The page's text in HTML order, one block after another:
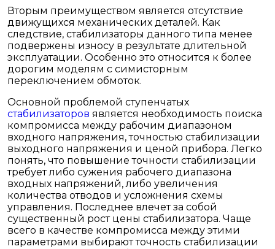
Вторым преимуществом является отсутствие
движущихся механических деталей. Как
следствие, стабилизаторы данного типа менее
подвержены износу в результате длительной
эксплуатации. Особенно это относится к более
дорогим моделям с симисторным
переключением обмоток.
Основной проблемой ступенчатых
стабилизаторов является необходимость поиска
компромисса между рабочим диапазоном
входного напряжения, точностью стабилизации
выходного напряжения и ценой прибора. Легко
понять, что повышение точности стабилизации
требует либо сужения рабочего диапазона
входных напряжений, либо увеличения
количества отводов и усложнения схемы
управления. Последнее влечет за собой
существенный рост цены стабилизатора. Чаще
всего в качестве компромисса между этими
параметрами выбирают точность стабилизации